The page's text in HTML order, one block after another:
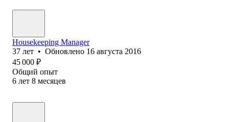
Housekeeping Manager
37 лет • Обновлено 16 августа 2016
45 000 ₽
Общий опыт
6 лет 8 месяцев